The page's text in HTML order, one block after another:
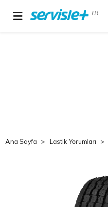
TR
Ana Sayfa Lastik Yorumları